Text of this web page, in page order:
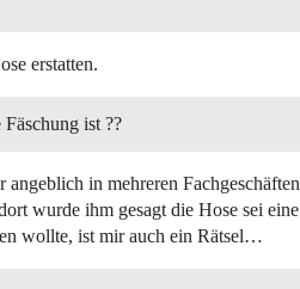
erstatten.
ist ??
in mehreren
wurde ihm gesagt die Hose sei
wollte, ist mir auch ein Rätsel…